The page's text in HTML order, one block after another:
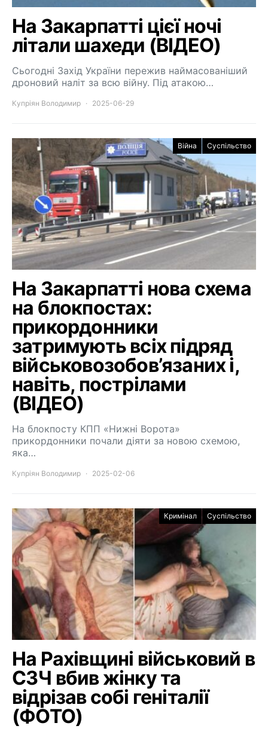
На Закарпатті цієї ночі
літали шахеди (ВІДЕО)
Сьогодні Захід України пережив наймасованіший
дроновий наліт за всю війну. Під атакою…
Купріян Володимир 2025-06-29
Війна Суспільство
На Закарпатті нова схема
на блокпостах:
прикордонники
затримують всіх підряд
військовозобов’язаних і,
навіть, пострілами
(ВІДЕО)
На блокпосту КПП «Нижні Ворота»
прикордонники почали діяти за новою схемою,
яка…
Купріян Володимир 2025-02-06
Кримінал Суспільство
На Рахівщині військовий в
СЗЧ вбив жінку та
відрізав собі геніталії
(ФОТО)